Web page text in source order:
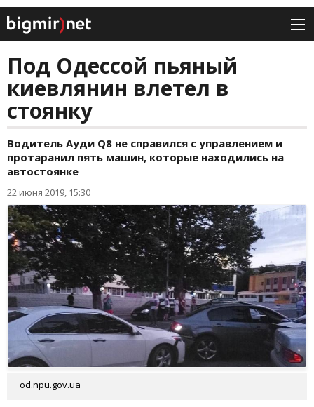
Под Одессой пьяный
киевлянин влетел в
стоянку
Водитель Aуди Q8 не справился с управлением и
протаранил пять машин, которые находились на
автостоянке
22 июня 2019, 15:30
od.npu.gov.ua